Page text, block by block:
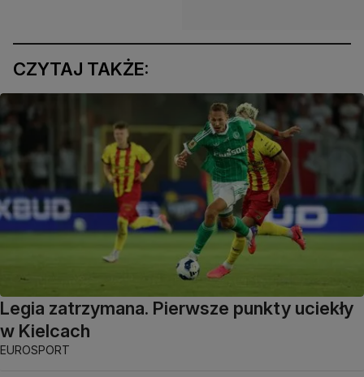
CZYTAJ TAKŻE:
Legia zatrzymana. Pierwsze punkty uciekły
w Kielcach
EUROSPORT